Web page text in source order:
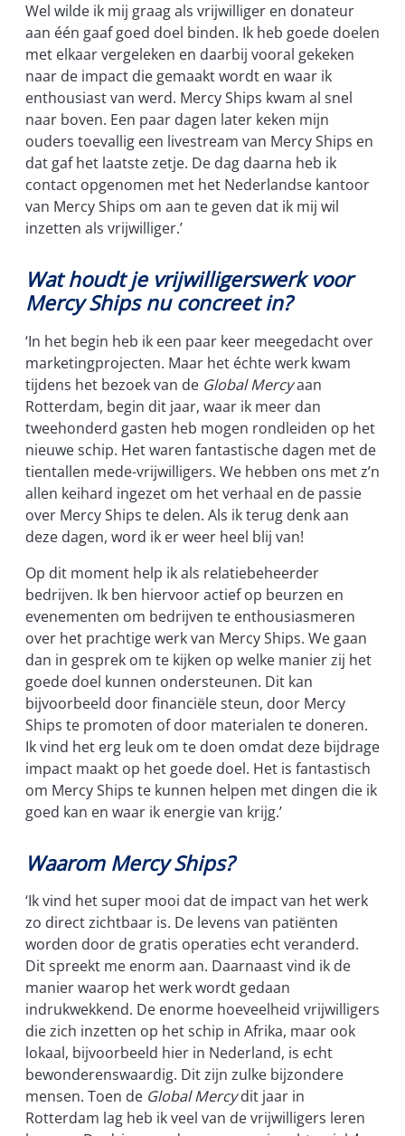
Wel wilde ik mij graag als vrijwilliger en donateur
aan één gaaf goed doel binden. Ik heb goede doelen
met elkaar vergeleken en daarbij vooral gekeken
naar de impact die gemaakt wordt en waar ik
enthousiast van werd. Mercy Ships kwam al snel
naar boven. Een paar dagen later keken mijn
ouders toevallig een livestream van Mercy Ships en
dat gaf het laatste zetje. De dag daarna heb ik
contact opgenomen met het Nederlandse kantoor
van Mercy Ships om aan te geven dat ik mij wil
inzetten als vrijwilliger.’
Wat houdt je vrijwilligerswerk voor
Mercy Ships nu concreet in?
‘In het begin heb ik een paar keer meegedacht over
marketingprojecten. Maar het échte werk kwam
tijdens het bezoek van de Global Mercyaan
Rotterdam, begin dit jaar, waar ik meer dan
tweehonderd gasten heb mogen rondleiden op het
nieuwe schip. Het waren fantastische dagen met de
tientallen mede-vrijwilligers. We hebben ons met z’n
allen keihard ingezet om het verhaal en de passie
over Mercy Ships te delen. Als ik terug denk aan
deze dagen, word ik er weer heel blij van!
Op dit moment help ik als relatiebeheerder
bedrijven. Ik ben hiervoor actief op beurzen en
evenementen om bedrijven te enthousiasmeren
over het prachtige werk van Mercy Ships. We gaan
dan in gesprek om te kijken op welke manier zij het
goede doel kunnen ondersteunen. Dit kan
bijvoorbeeld door financiële steun, door Mercy
Ships te promoten of door materialen te doneren.
Ik vind het erg leuk om te doen omdat deze bijdrage
impact maakt op het goede doel. Het is fantastisch
om Mercy Ships te kunnen helpen met dingen die ik
goed kan en waar ik energie van krijg.’
Waarom Mercy Ships?
‘Ik vind het super mooi dat de impact van het werk
zo direct zichtbaar is. De levens van patiënten
worden door de gratis operaties echt veranderd.
Dit spreekt me enorm aan. Daarnaast vind ik de
manier waarop het werk wordt gedaan
indrukwekkend. De enorme hoeveelheid vrijwilligers
die zich inzetten op het schip in Afrika, maar ook
lokaal, bijvoorbeeld hier in Nederland, is echt
bewonderenswaardig. Dit zijn zulke bijzondere
mensen. Toen de Global Mercydit jaar in
Rotterdam lag heb ik veel van de vrijwilligers leren